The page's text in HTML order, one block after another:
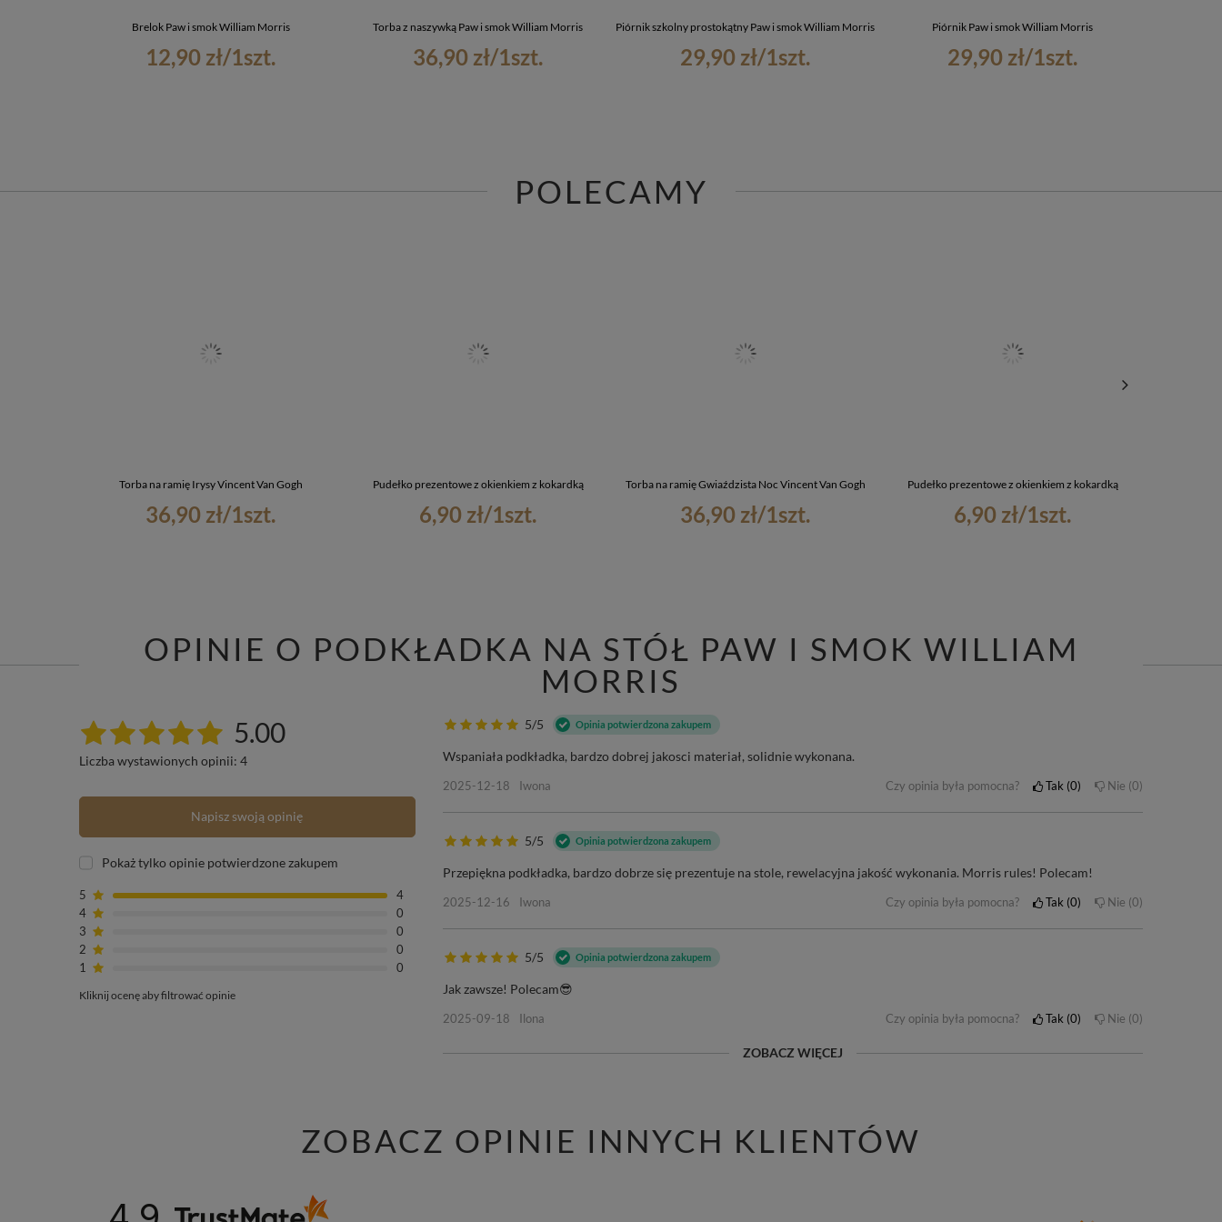
Brelok Paw i smok William Morris
12,90 zł/1szt.
Torba z naszywką Paw i smok William Morris
36,90 zł/1szt.
Piórnik szkolny prostokątny Paw i smok William Morris
29,90 zł/1szt.
Piórnik Paw i smok William Morris
29,90 zł/1szt.
POLECAMY
Torba na ramię Irysy Vincent Van Gogh
36,90 zł/1szt.
Pudełko prezentowe z okienkiem z kokardką
6,90 zł/1szt.
Torba na ramię Gwiaździsta Noc Vincent Van Gogh
36,90 zł/1szt.
Pudełko prezentowe z okienkiem z kokardką
6,90 zł/1szt.
OPINIE O PODKŁADKA NA STÓŁ PAW I SMOK WILLIAM
MORRIS
5.00
Liczba wystawionych opinii: 4
Napisz swoją opinię
Pokaż tylko opinie potwierdzone zakupem
5
4
4
0
3
0
2
0
1
0
Kliknij ocenę aby filtrować opinie
5/5 Opinia potwierdzona zakupem
Wspaniała podkładka, bardzo dobrej jakosci materiał, solidnie wykonana.
2025-12-18 Iwona Czy opinia była pomocna? Tak 0 Nie 0
5/5 Opinia potwierdzona zakupem
Przepiękna podkładka, bardzo dobrze się prezentuje na stole, rewelacyjna jakość wykonania. Morris rules! Polecam!
2025-12-16 Iwona Czy opinia była pomocna? Tak 0 Nie 0
5/5 Opinia potwierdzona zakupem
Jak zawsze! Polecam😎
2025-09-18 Ilona Czy opinia była pomocna? Tak 0 Nie 0
ZOBACZ WIĘCEJ
ZOBACZ OPINIE INNYCH KLIENTÓW